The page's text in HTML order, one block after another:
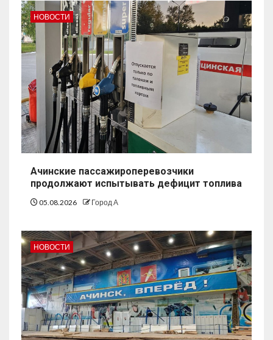
НОВОСТИ
Ачинские пассажироперевозчики
продолжают испытывать дефицит топлива
05.08.2026 Город А
НОВОСТИ